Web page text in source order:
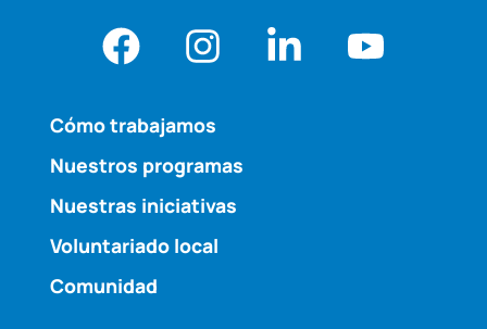
Cómo trabajamos
Nuestros programas
Nuestras iniciativas
Voluntariado local
Comunidad